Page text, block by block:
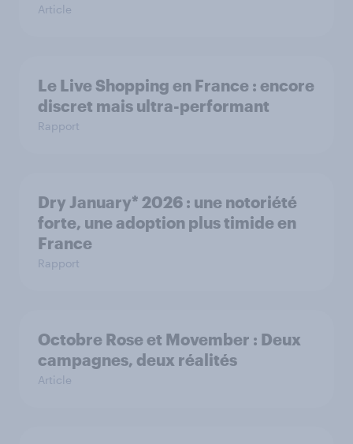
Article
Le Live Shopping en France : encore
discret mais ultra-performant
Rapport
Dry January* 2026 : une notoriété
forte, une adoption plus timide en
France
Rapport
Octobre Rose et Movember : Deux
campagnes, deux réalités
Article